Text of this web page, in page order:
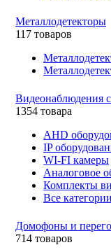
Металлодетекторы
117 товаров
Видеонаблюдения
1354 товара
AHD
IP
WI-FI камеры
Аналоговое
Комплекты
Все категории
Домофоны и
714 товаров